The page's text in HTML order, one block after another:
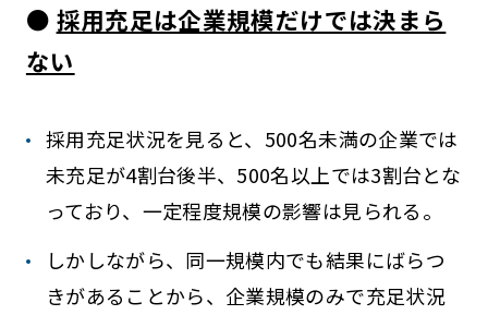
● 採用充足は企業規模だけでは決まら
ない
採用充足状況を見ると、500名未満の企業では
未充足が4割台後半、500名以上では3割台とな
っており、一定程度規模の影響は見られる。
しかしながら、同一規模内でも結果にばらつ
きがあることから、企業規模のみで充足状況